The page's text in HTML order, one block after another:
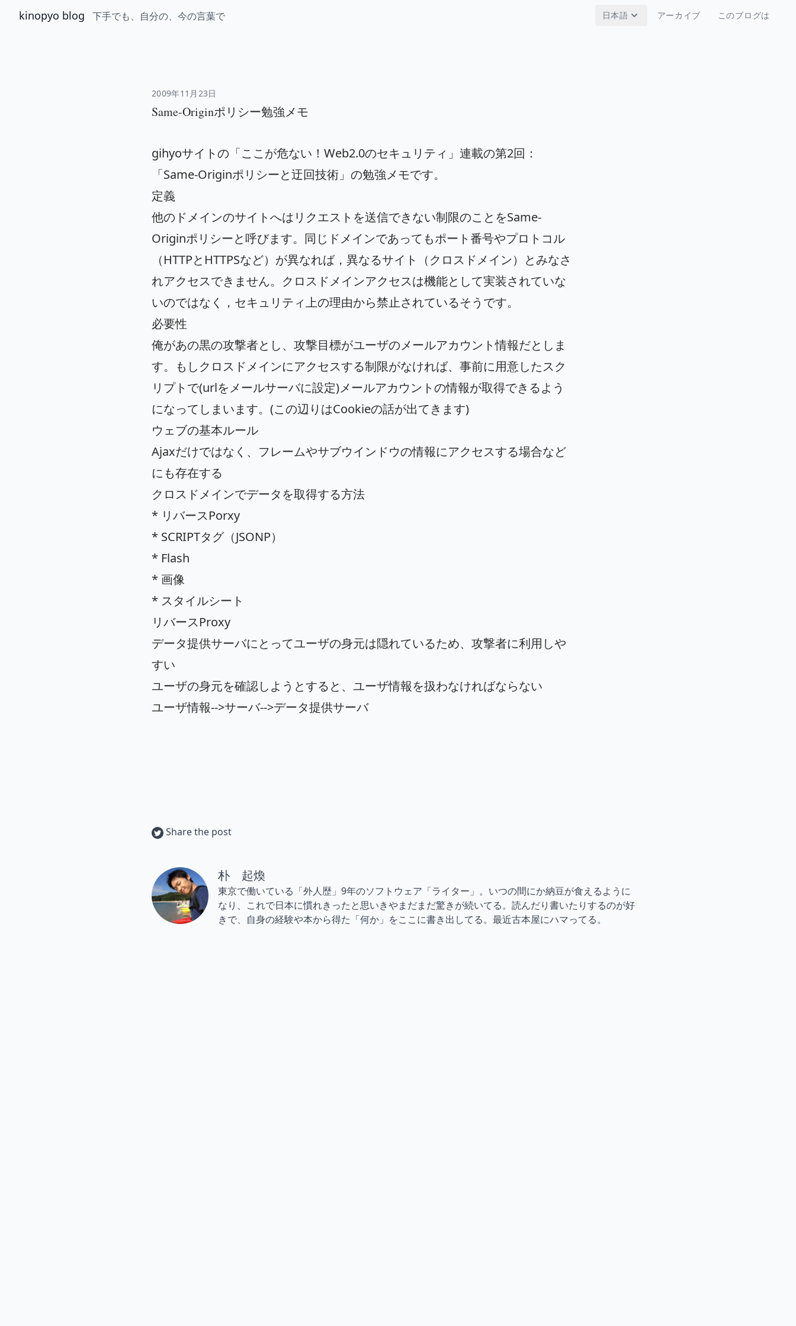
kinopyo blog 下手でも、自分の、今の言葉で 日本語 アーカイブ このブログは
2009年11月23日
Same-Originポリシー勉強メモ
gihyoサイトの「ここが危ない！Web2.0のセキュリティ」連載の第2回：
「Same-Originポリシーと迂回技術」 の勉強メモです。
定義
他のドメインのサイトへはリクエストを送信できない制限のことをSame-
Originポリシーと呼びます。同じドメインであってもポート番号やプロトコル
（HTTPとHTTPSなど）が異なれば，異なるサイト（クロスドメイン）とみなさ
れアクセスできません。クロスドメインアクセスは機能として実装されていな
いのではなく，セキュリティ上の理由から禁止されているそうです。
必要性
俺があの黒の攻撃者とし、攻撃目標がユーザのメールアカウント情報だとしま
す。もしクロスドメインにアクセスする制限がなければ、事前に用意したスク
リプトで(urlをメールサーバに設定)メールアカウントの情報が取得できるよう
になってしまいます。(この辺りはCookieの話が出てきます)
ウェブの基本ルール
Ajaxだけではなく、フレームやサブウインドウの情報にアクセスする場合など
にも存在する
クロスドメインでデータを取得する方法
* リバースPorxy
* SCRIPTタグ（JSONP）
* Flash
* 画像
* スタイルシート
リバースProxy
データ提供サーバにとってユーザの身元は隠れているため、攻撃者に利用しや
すい
ユーザの身元を確認しようとすると、ユーザ情報を扱わなければならない
ユーザ情報-->サーバ-->データ提供サーバ
Share the post
朴 起煥
東京で働いている「外人歴」9年のソフトウェア「ライター」。いつの間にか納豆が食えるように
なり、これで日本に慣れきったと思いきやまだまだ驚きが続いてる。読んだり書いたりするのが好
きで、自身の経験や本から得た「何か」をここに書き出してる。最近古本屋にハマってる。